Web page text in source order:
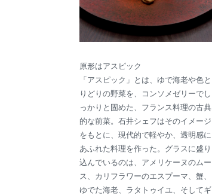
原形はアスピック
「アスピック」とは、ゆで海老や色と
りどりの野菜を、コンソメゼリーでし
っかりと固めた、フランス料理の古典
的な前菜。石井シェフはそのイメージ
をもとに、現代的で軽やか、透明感に
あふれた料理を作った。グラスに盛り
込んでいるのは、アメリケーヌのムー
ス、カリフラワーのエスプーマ、蟹、
ゆでた海老、ラタトゥイユ、そしてギ